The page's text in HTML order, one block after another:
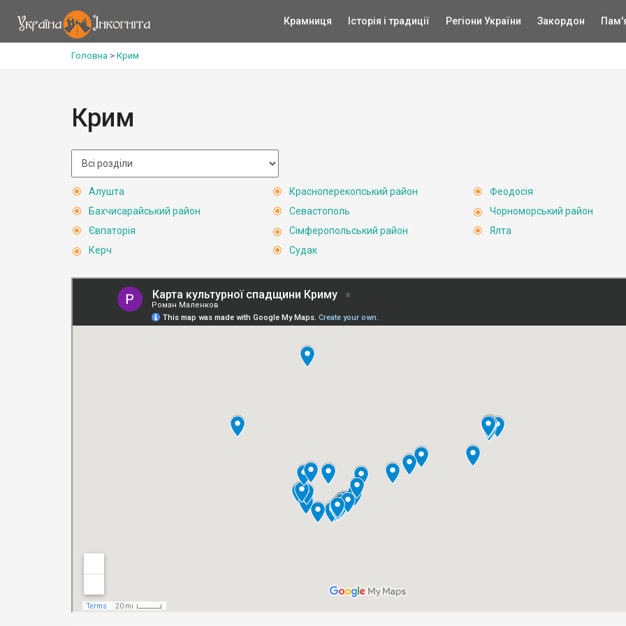
Крамниця Історія і традиції Регіони України Закордон
Головна > Крим
Крим
Алушта
Бахчисарайський район
Євпаторія
Керч
Красноперекопський район
Севастополь
Сімферопольський район
Судак
Феодосія
Чорноморський район
Ялта